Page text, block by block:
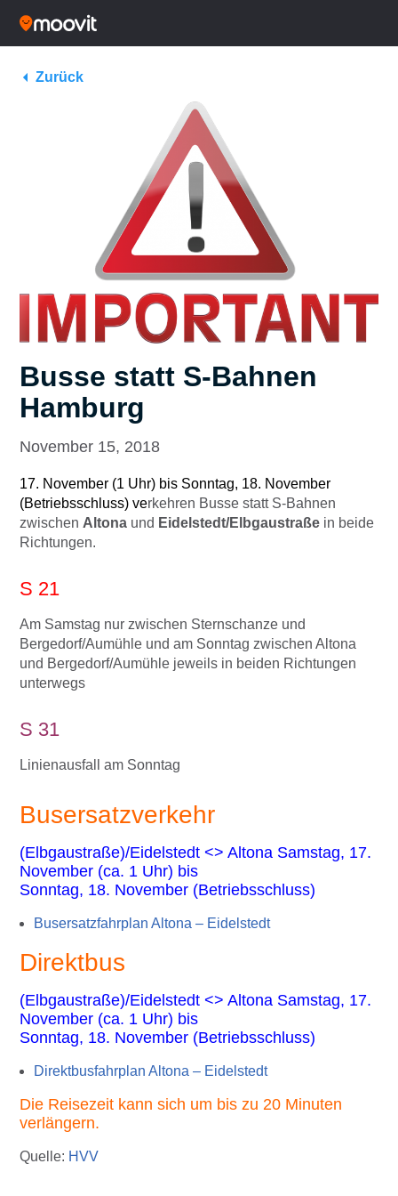
Zurück
Busse statt S-Bahnen
Hamburg
November 15, 2018
17. November (1 Uhr) bis Sonntag, 18. November
(Betriebsschluss) verkehren Busse statt S-Bahnen
zwischen Altona und Eidelstedt/Elbgaustraße in beide
Richtungen.
S 21
Am Samstag nur zwischen Sternschanze und
Bergedorf/Aumühle und am Sonntag zwischen Altona
und Bergedorf/Aumühle jeweils in beiden Richtungen
unterwegs
S 31
Linienausfall am Sonntag
Busersatzverkehr
(Elbgaustraße)/Eidelstedt <> Altona Samstag, 17.
November (ca. 1 Uhr) bis
Sonntag, 18. November (Betriebsschluss)
Busersatzfahrplan Altona – Eidelstedt
Direktbus
(Elbgaustraße)/Eidelstedt <> Altona Samstag, 17.
November (ca. 1 Uhr) bis
Sonntag, 18. November (Betriebsschluss)
Direktbusfahrplan Altona – Eidelstedt
Die Reisezeit kann sich um bis zu 20 Minuten
verlängern.
Quelle: HVV